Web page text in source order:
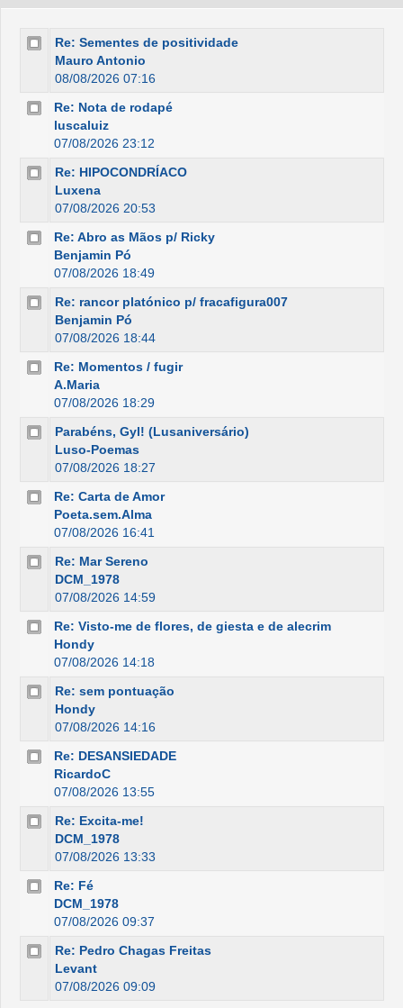
Re: Sementes de positividade
Mauro Antonio
08/08/2026 07:16
Re: Nota de rodapé
luscaluiz
07/08/2026 23:12
Re: HIPOCONDRÍACO
Luxena
07/08/2026 20:53
Re: Abro as Mãos p/ Ricky
Benjamin Pó
07/08/2026 18:49
Re: rancor platónico p/ fracafigura007
Benjamin Pó
07/08/2026 18:44
Re: Momentos / fugir
A.Maria
07/08/2026 18:29
Parabéns, Gyl! (Lusaniversário)
Luso-Poemas
07/08/2026 18:27
Re: Carta de Amor
Poeta.sem.Alma
07/08/2026 16:41
Re: Mar Sereno
DCM_1978
07/08/2026 14:59
Re: Visto-me de flores, de giesta e de alecrim
Hondy
07/08/2026 14:18
Re: sem pontuação
Hondy
07/08/2026 14:16
Re: DESANSIEDADE
RicardoC
07/08/2026 13:55
Re: Excita-me!
DCM_1978
07/08/2026 13:33
Re: Fé
DCM_1978
07/08/2026 09:37
Re: Pedro Chagas Freitas
Levant
07/08/2026 09:09